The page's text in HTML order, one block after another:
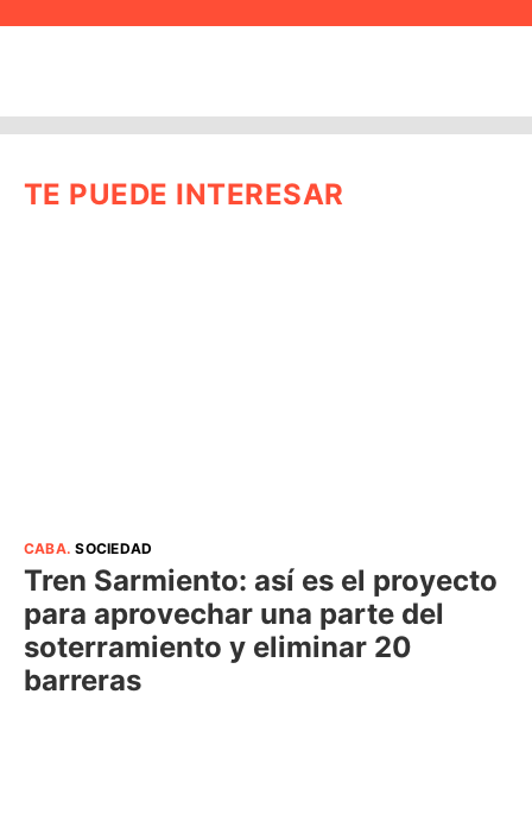
TE PUEDE INTERESAR
CABA.SOCIEDAD
Tren Sarmiento: así es el proyecto
para aprovechar una parte del
soterramiento y eliminar 20
barreras